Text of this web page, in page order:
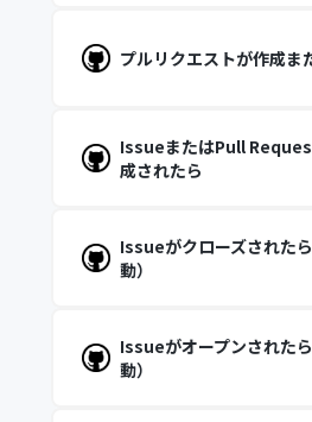
プルリクエストが作成ま
IssueまたはPull
成されたら
Issueがクローズされた
動）
Issueがオープンされた
動）